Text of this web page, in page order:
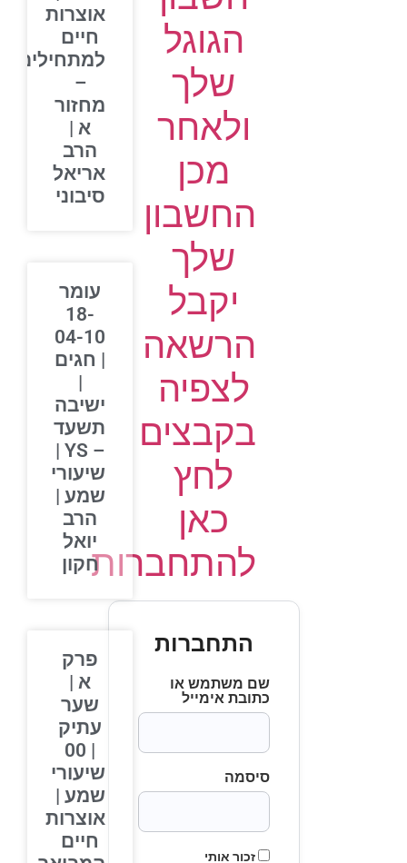
הגוגל
שלך
ולאחר
מכן
החשבון
שלך
יקבל
הרשאה
לצפיה
בקבצים
לחץ
כאן
להתחברות
התחברות
שם משתמש או
כתובת אימייל
סיסמה
זכור אותי
אוצרות
חיים
למתחילים
מחזור
א |
הרב
אריאל
סיבוני
עומר
18-
04-10
| חגים
ישיבה
תשעד
– YS |
שיעורי
שמע |
הרב
יואל
חקון
פרק
א |
שער
עתיק
| 00
שיעורי
שמע |
אוצרות
חיים